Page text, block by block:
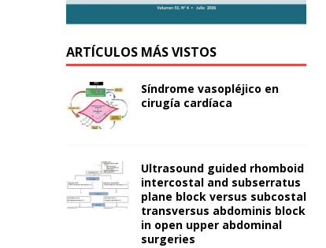
ARTÍCULOS MÁS VISTOS
Síndrome vasopléjico en
cirugía cardíaca
Ultrasound guided rhomboid
intercostal and subserratus
plane block versus subcostal
transversus abdominis block
in open upper abdominal
surgeries